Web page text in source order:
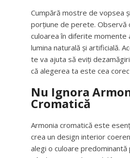
Cumpără mostre de vopsea
porțiune de perete. Observă
culoarea în diferite momente
lumina naturală și artificială.
te va ajuta să eviți
că alegerea ta este cea
Nu Ignora
Cromatică
Armonia cromatică este
crea un design interior
alegi o culoare